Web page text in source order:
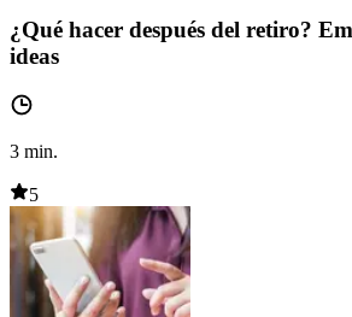
¿Qué hacer después del retiro?
ideas
3 min.
5